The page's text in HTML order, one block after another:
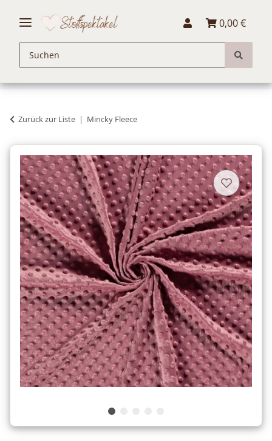
0,00 €
Zurück zur Liste Mincky Fleece